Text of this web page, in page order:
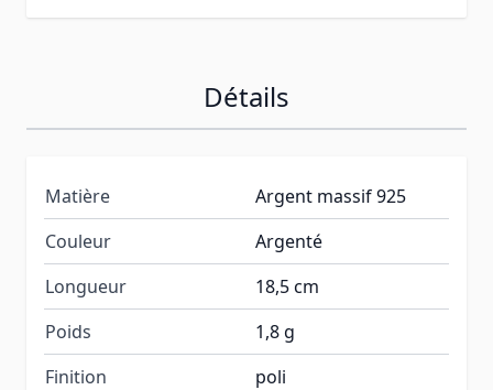
Détails
Matière
Argent massif 925
Couleur
Argenté
Longueur
18,5 cm
Poids
1,8 g
Finition
poli